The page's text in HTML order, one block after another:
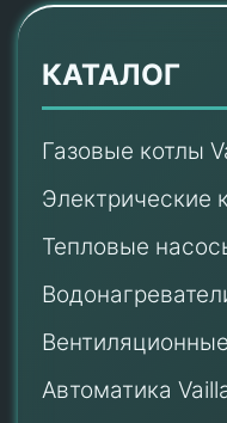
КАТАЛОГ
Газовые котлы
Электрические
Тепловые
Автоматика